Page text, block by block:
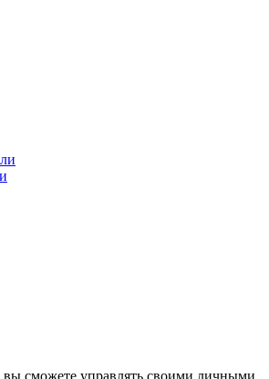
сможете управлять своими личными